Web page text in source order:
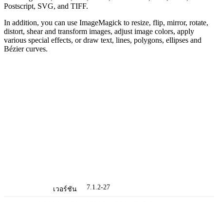
Postscript, SVG, and TIFF.
In addition, you can use ImageMagick to resize, flip, mirror, rotate,
distort, shear and transform images, adjust image colors, apply
various special effects, or draw text, lines, polygons, ellipses and
Bézier curves.
เวอร์ชัน 7.1.2-27